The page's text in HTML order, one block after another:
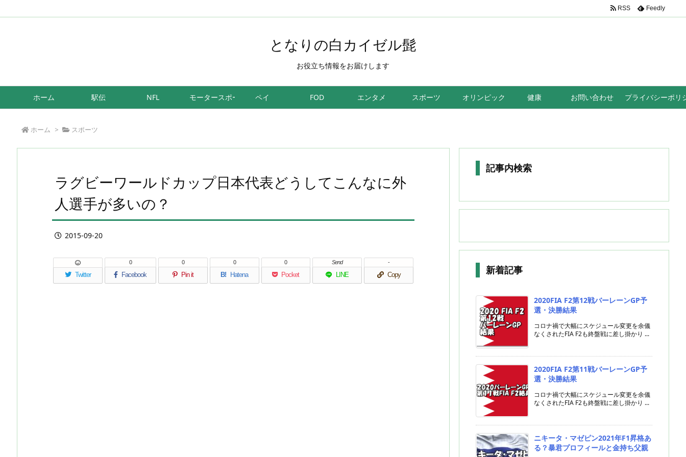
となりの白カイゼル髭
お役立ち情報をお届けします
ホーム 駅伝 NFL モータースポーツ ペイ FOD エンタメ スポーツ オリンピック 健康 お問い合わせ プライバシーポリ
RSS Feedly
ホーム > スポーツ
ラグビーワールドカップ日本代表どうしてこんなに外
人選手が多いの？
2015-09-20
Twitter Facebook
0
Pin it
0
B! Hatena
0
Pocket
0
LINE
Send
Copy
-
記事内検索
新着記事
2020FIA F2第12戦バーレーンGP予
選・決勝結果
コロナ禍で大幅にスケジュール変更を余儀
なくされたFIA F2も終盤戦に差し掛かり ...
2020FIA F2第11戦バーレーンGP予
選・決勝結果
コロナ禍で大幅にスケジュール変更を余儀
なくされたFIA F2も終盤戦に差し掛かり ...
ニキータ・マゼピン2021年F1昇格あ
る？暴君プロフィールと金持ち父親